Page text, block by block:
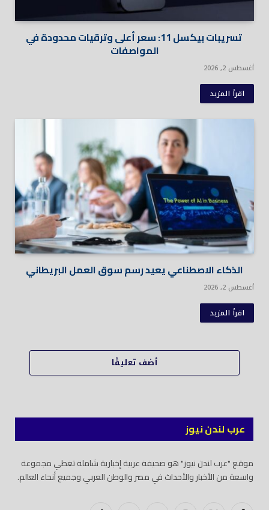
تسريبات بيكسل 11: سعر أعلى وترقيات محدودة في
المواصفات
أغسطس 2, 2026
اقرأ المزيد
الذكاء الاصطناعي يعيد رسم سوق العمل البريطاني
أغسطس 2, 2026
اقرأ المزيد
أضف تعليقًا
عرب لندن نيوز
موقع "عرب لندن نيوز" هو صحيفة عربية إخبارية شاملة تغطي مجموعة
واسعة من الأخبار والأحداث في مصر والوطن العربي وجميع أنحاء العالم.